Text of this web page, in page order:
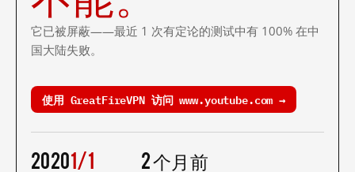
它已被屏蔽——最近 1 次有定论的测试中有 100% 在中
国大陆失败。
使用 GreatFireVPN 访问 www.youtube.com →
20201/1 2 个月前